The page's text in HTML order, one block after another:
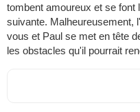
tombent amoureux et se font
suivante. Malheureusement,
vous et Paul se met en tête
les obstacles qu'il pourrait